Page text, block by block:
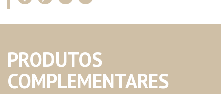
PRODUTOS
COMPLEMENTARES